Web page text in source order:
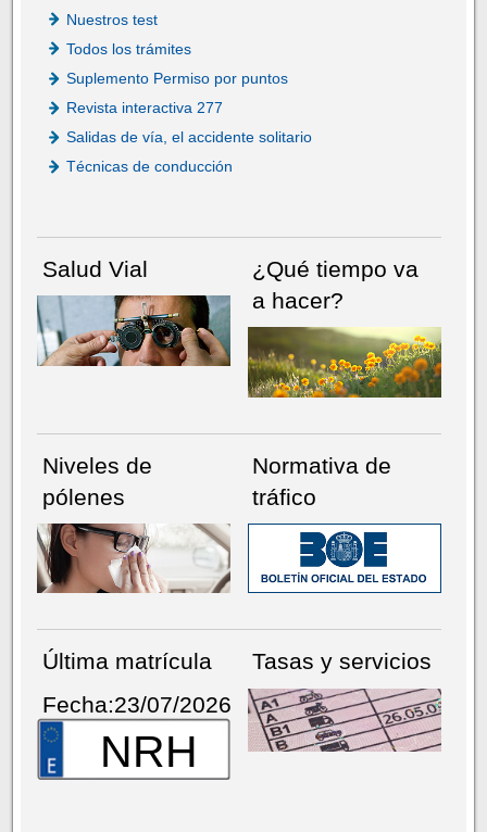
Nuestros test
Todos los trámites
Suplemento Permiso por puntos
Revista interactiva 277
Salidas de vía, el accidente solitario
Técnicas de conducción
Salud Vial
¿Qué tiempo va
a hacer?
Niveles de
pólenes
Normativa de
tráfico
Última matrícula
Fecha:23/07/2026
NRH
Tasas y servicios